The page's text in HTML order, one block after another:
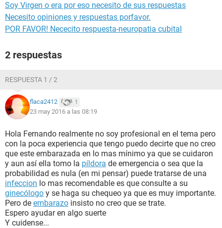
Bueno mi pregunta aqui es la siguiente:
puede estar embarazada? Qué probabilidades?
Y tambien algo que creo que es obvio, tiene unainfección
Soy Virgen o era por eso necesito de sus respuestas
Necesito opiniones y respuestas porfavor.
POR FAVOR! Nececito respuesta-neuropatia cubital
2 respuestas
RESPUESTA 1 / 2
flaca2412 1
23 may 2016 a las 08:19
Hola Fernando realmente no soy profesional en el tema pero
con la poca experiencia que tengo puedo decirte que no creo
que este embarazada en lo mas mínimo ya que se cuidaron
y aun así ella tomo la píldora de emergencia o sea que la
probabilidad es nula (en mi pensar) puede tratarse de una
infeccion lo mas recomendable es que consulte a su
ginecólogo y se haga su chequeo ya que es muy importante.
Pero de embarazo insisto no creo que se trate.
Espero ayudar en algo suerte
Y cuidense...